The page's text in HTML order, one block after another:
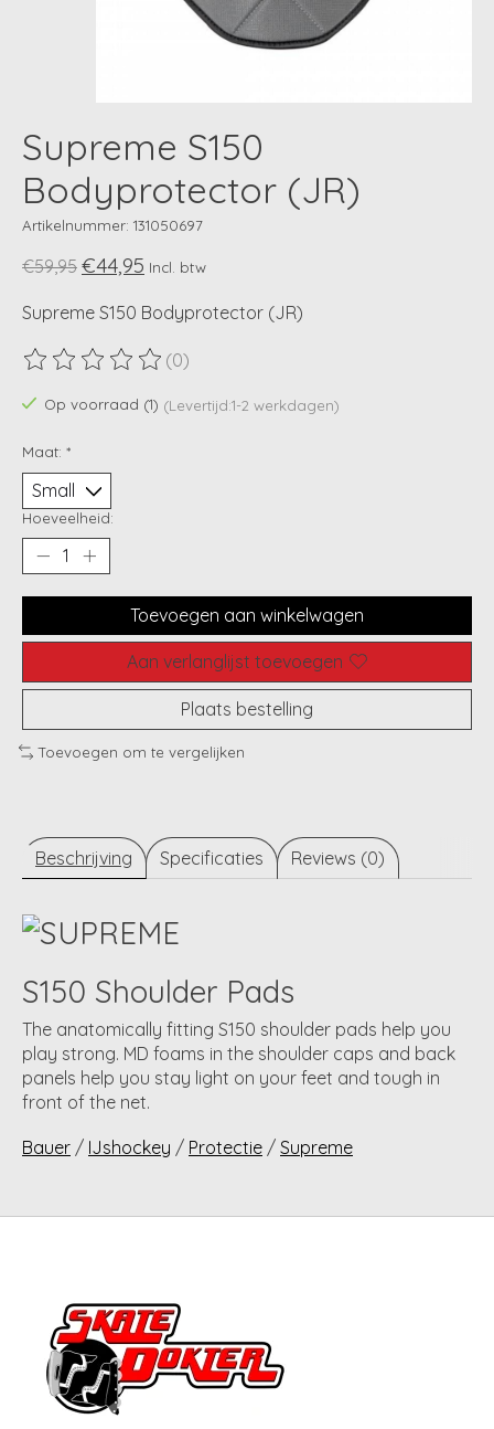
Supreme S150
Bodyprotector (JR)
Artikelnummer: 131050697
€59,95 €44,95 Incl. btw
Supreme S150 Bodyprotector (JR)
De beoordeling van dit product is
(0)
Op voorraad (1) (Levertijd:1-2 werkdagen)
Maat: *
Hoeveelheid:
Toevoegen aan winkelwagen
Aan verlanglijst toevoegen
Plaats bestelling
Toevoegen om te vergelijken
Beschrijving Specificaties Reviews (0)
S150 Shoulder Pads
The anatomically fitting S150 shoulder pads help you
play strong. MD foams in the shoulder caps and back
panels help you stay light on your feet and tough in
front of the net.
Bauer / IJshockey / Protectie / Supreme